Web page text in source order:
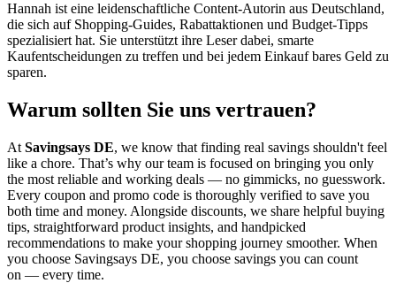
Hannah ist eine leidenschaftliche Content-Autorin aus Deutschland,
die sich auf Shopping-Guides, Rabattaktionen und Budget-Tipps
spezialisiert hat. Sie unterstützt ihre Leser dabei, smarte
Kaufentscheidungen zu treffen und bei jedem Einkauf bares Geld zu
sparen.
Warum sollten Sie uns vertrauen?
At Savingsays DE, we know that finding real savings shouldn't feel
like a chore. That’s why our team is focused on bringing you only
the most reliable and working deals — no gimmicks, no guesswork.
Every coupon and promo code is thoroughly verified to save you
both time and money. Alongside discounts, we share helpful buying
tips, straightforward product insights, and handpicked
recommendations to make your shopping journey smoother. When
you choose Savingsays DE, you choose savings you can count
on — every time.